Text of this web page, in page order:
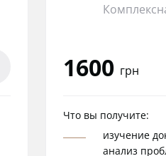
1600 грн
Что вы получите:
изучение
анализ